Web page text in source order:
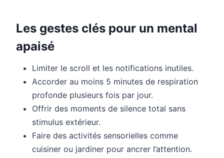
Les gestes clés pour un mental
apaisé
Limiter le scroll et les notifications inutiles.
Accorder au moins 5 minutes de respiration
profonde plusieurs fois par jour.
Offrir des moments de silence total sans
stimulus extérieur.
Faire des activités sensorielles comme
cuisiner ou jardiner pour ancrer l’attention.